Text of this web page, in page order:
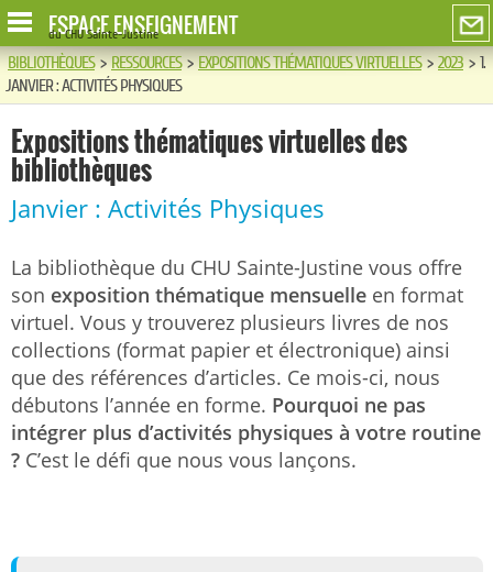
ESPACE ENSEIGNEMENT
du CHU Sainte-Justine
BIBLIOTHÈQUES>RESSOURCES>EXPOSITIONS THÉMATIQUES VIRTUELLES>2023>1.
JANVIER : ACTIVITÉS PHYSIQUES
Expositions thématiques virtuelles des
bibliothèques
Janvier : Activités Physiques
La bibliothèque du CHU Sainte-Justine vous offre
son exposition thématique mensuelle en format
virtuel. Vous y trouverez plusieurs livres de nos
collections (format papier et électronique) ainsi
que des références d’articles. Ce mois-ci, nous
débutons l’année en forme. Pourquoi ne pas
intégrer plus d’activités physiques à votre routine
? C’est le défi que nous vous lançons.